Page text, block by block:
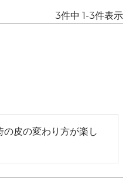
3件中 1-3件表示
皮の変わり方が楽し